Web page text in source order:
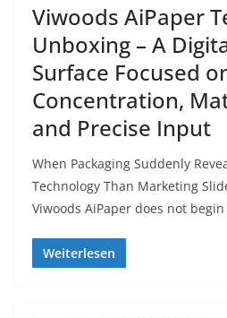
Viwoods AiPaper
Unboxing – A
Surface Focused
Concentration,
and Precise Input
When Packaging Suddenly
Technology Than Marketing
Viwoods AiPaper does not
Weiterlesen